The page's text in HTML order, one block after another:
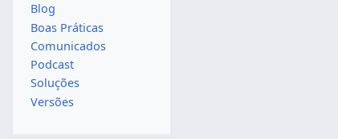
Blog
Boas Práticas
Comunicados
Podcast
Soluções
Versões